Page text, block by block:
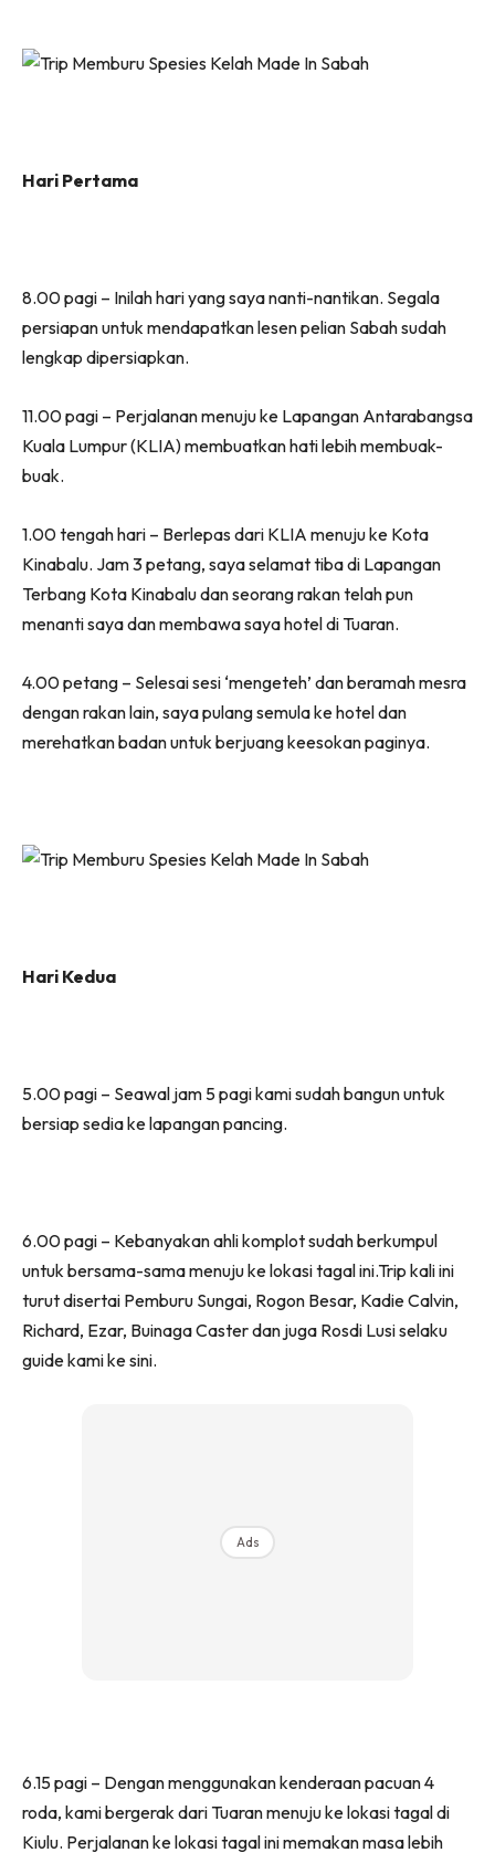
Hari Pertama
8.00 pagi – Inilah hari yang saya nanti-nantikan. Segala
persiapan untuk mendapatkan lesen pelian Sabah sudah
lengkap dipersiapkan.
11.00 pagi – Perjalanan menuju ke Lapangan Antarabangsa
Kuala Lumpur (KLIA) membuatkan hati lebih membuak-
buak.
1.00 tengah hari – Berlepas dari KLIA menuju ke Kota
Kinabalu. Jam 3 petang, saya selamat tiba di Lapangan
Terbang Kota Kinabalu dan seorang rakan telah pun
menanti saya dan membawa saya hotel di Tuaran.
4.00 petang – Selesai sesi ‘mengeteh’ dan beramah mesra
dengan rakan lain, saya pulang semula ke hotel dan
merehatkan badan untuk berjuang keesokan paginya.
Hari Kedua
5.00 pagi – Seawal jam 5 pagi kami sudah bangun untuk
bersiap sedia ke lapangan pancing.
6.00 pagi – Kebanyakan ahli komplot sudah berkumpul
untuk bersama-sama menuju ke lokasi tagal ini.Trip kali ini
turut disertai Pemburu Sungai, Rogon Besar, Kadie Calvin,
Richard, Ezar, Buinaga Caster dan juga Rosdi Lusi selaku
guide kami ke sini.
Ads
6.15 pagi – Dengan menggunakan kenderaan pacuan 4
roda, kami bergerak dari Tuaran menuju ke lokasi tagal di
Kiulu. Perjalanan ke lokasi tagal ini memakan masa lebih